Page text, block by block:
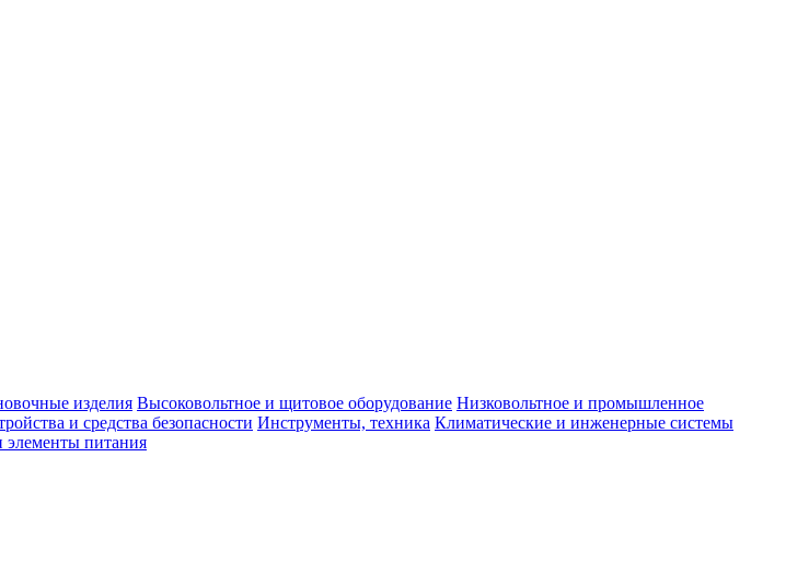
изделия Высоковольтное и щитовое оборудование Низковольтное и промышленное
и средства безопасности Инструменты, техника Климатические и инженерные системы
элементы питания